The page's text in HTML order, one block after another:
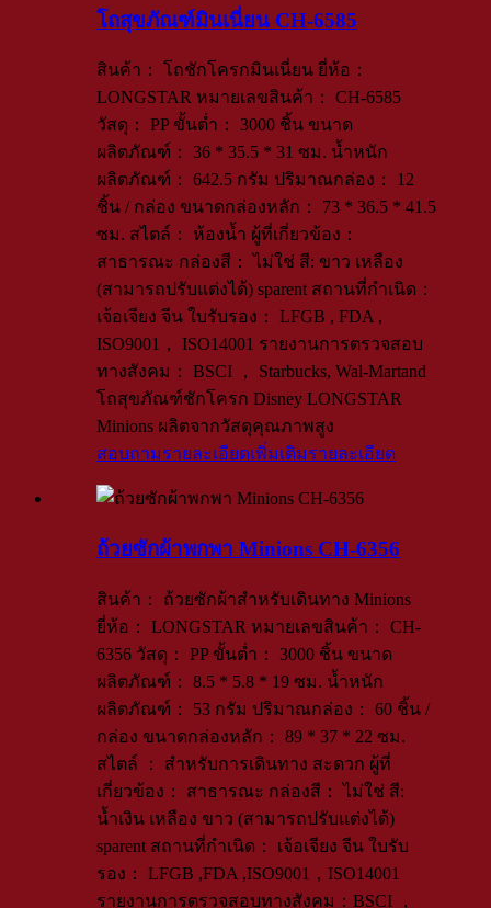
โถสุขภัณฑ์มินเนี่ยน CH-6585
สินค้า： โถชักโครกมินเนี่ยน ยี่ห้อ：
LONGSTAR หมายเลขสินค้า： CH-6585
วัสดุ： PP ขั้นต่ำ： 3000 ชิ้น ขนาด
ผลิตภัณฑ์： 36 * 35.5 * 31 ซม. น้ำหนัก
ผลิตภัณฑ์： 642.5 กรัม ปริมาณกล่อง： 12
ชิ้น / กล่อง ขนาดกล่องหลัก： 73 * 36.5 * 41.5
ซม. สไตล์： ห้องน้ำ ผู้ที่เกี่ยวข้อง：
สาธารณะ กล่องสี： ไม่ใช่ สี: ขาว เหลือง
(สามารถปรับแต่งได้) sparent สถานที่กำเนิด：
เจ้อเจียง จีน ใบรับรอง： LFGB , FDA ,
ISO9001， ISO14001 รายงานการตรวจสอบ
ทางสังคม： BSCI ， Starbucks, Wal-Martand
โถสุขภัณฑ์ชักโครก Disney LONGSTAR
Minions ผลิตจากวัสดุคุณภาพสูง
สอบถามรายละเอียดเพิ่มเติมรายละเอียด
ถ้วยซักผ้าพกพา Minions CH-6356
สินค้า： ถ้วยซักผ้าสำหรับเดินทาง Minions
ยี่ห้อ： LONGSTAR หมายเลขสินค้า： CH-
6356 วัสดุ： PP ขั้นต่ำ： 3000 ชิ้น ขนาด
ผลิตภัณฑ์： 8.5 * 5.8 * 19 ซม. น้ำหนัก
ผลิตภัณฑ์： 53 กรัม ปริมาณกล่อง： 60 ชิ้น /
กล่อง ขนาดกล่องหลัก： 89 * 37 * 22 ซม.
สไตล์ ： สำหรับการเดินทาง สะดวก ผู้ที่
เกี่ยวข้อง： สาธารณะ กล่องสี： ไม่ใช่ สี:
น้ำเงิน เหลือง ขาว (สามารถปรับแต่งได้)
sparent สถานที่กำเนิด： เจ้อเจียง จีน ใบรับ
รอง： LFGB ,FDA ,ISO9001，ISO14001
รายงานการตรวจสอบทางสังคม：BSCI ，